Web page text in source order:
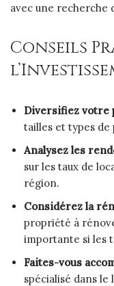
avec une recherche
Conseils
Diversifiez votre
tailles et types de
Analysez les
sur les taux de
région.
Considérez la
propriété à
importante si les
Faites-vous
spécialisé dans